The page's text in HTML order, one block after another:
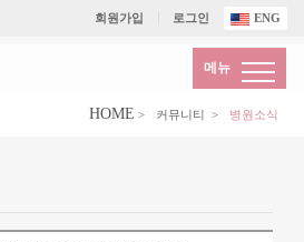
회원가입 로그인 ENG
메뉴
HOME > 커뮤니티 > 병원소식